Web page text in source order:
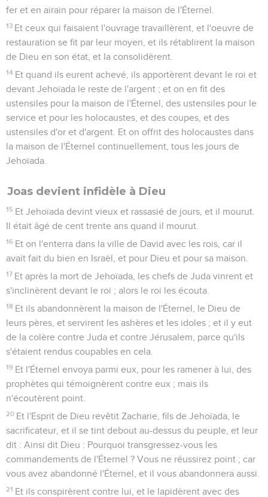
fer et en airain pour réparer la maison de l'Éternel.
13 Et ceux qui faisaient l'ouvrage travaillèrent, et l'oeuvre de
restauration se fit par leur moyen, et ils rétablirent la maison
de Dieu en son état, et la consolidèrent.
14 Et quand ils eurent achevé, ils apportèrent devant le roi et
devant Jehoïada le reste de l'argent ; et on en fit des
ustensiles pour la maison de l'Éternel, des ustensiles pour le
service et pour les holocaustes, et des coupes, et des
ustensiles d'or et d'argent. Et on offrit des holocaustes dans
la maison de l'Éternel continuellement, tous les jours de
Jehoïada.
Joas devient infidèle à Dieu
15 Et Jehoïada devint vieux et rassasié de jours, et il mourut.
Il était âgé de cent trente ans quand il mourut.
16 Et on l'enterra dans la ville de David avec les rois, car il
avait fait du bien en Israël, et pour Dieu et pour sa maison.
17 Et après la mort de Jehoïada, les chefs de Juda vinrent et
s'inclinèrent devant le roi ; alors le roi les écouta.
18 Et ils abandonnèrent la maison de l'Éternel, le Dieu de
leurs pères, et servirent les ashères et les idoles ; et il y eut
de la colère contre Juda et contre Jérusalem, parce qu'ils
s'étaient rendus coupables en cela.
19 Et l'Éternel envoya parmi eux, pour les ramener à lui, des
prophètes qui témoignèrent contre eux ; mais ils
n'écoutèrent point.
20 Et l'Esprit de Dieu revêtit Zacharie, fils de Jehoïada, le
sacrificateur, et il se tint debout au-dessus du peuple, et leur
dit : Ainsi dit Dieu : Pourquoi transgressez-vous les
commandements de l'Éternel ? Vous ne réussirez point ; car
vous avez abandonné l'Éternel, et il vous abandonnera aussi.
21 Et ils conspirèrent contre lui, et le lapidèrent avec des